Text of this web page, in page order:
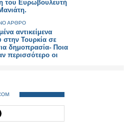
του Ευρωβουλευτή
ΑΡΘΡΟ
αντικείμενα
στην Τουρκία σε
δημοπρασία- Ποια
περισσότερο οι